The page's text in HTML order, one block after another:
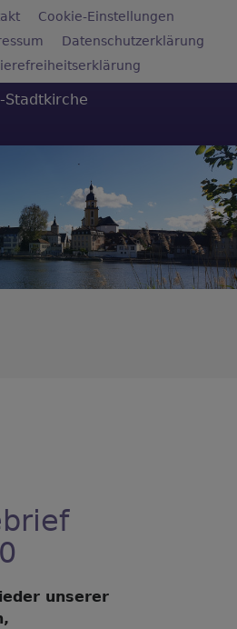
Cookie-Einstellungen
Datenschutzerklärung
Stadtkirche
unserer